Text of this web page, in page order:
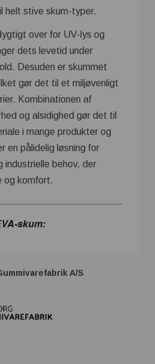
helt stive skum-typer.
over for UV-lys og
dets levetid under
Desuden er skummet
gør det til et miljøvenligt
Kombinationen af
og alsidighed gør det til
i mange produkter og
en pålidelig løsning for
industrielle behov, der
og komfort.
skum:
A/S